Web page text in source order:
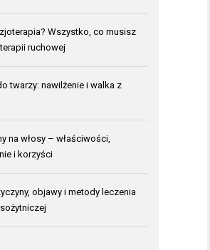
Wszystko, co musisz
ruchowej
twarzy: nawilżenie i walka z
na włosy – właściwości,
i korzyści
objawy i metody leczenia